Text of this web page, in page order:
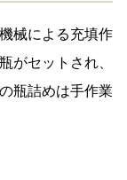
械による充填作
がセットされ、
瓶詰めは手作業